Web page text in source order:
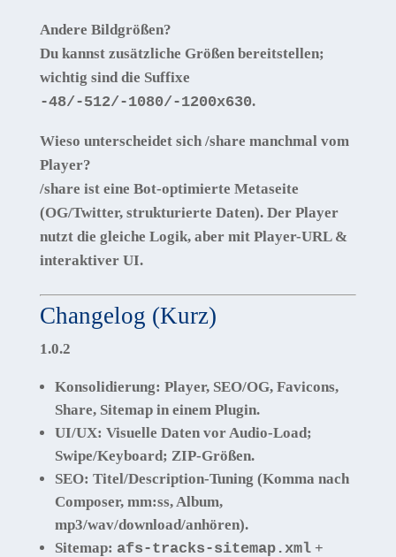
Andere Bildgrößen?
Du kannst zusätzliche Größen bereitstellen;
wichtig sind die Suffixe
-48/-512/-1080/-1200x630.
Wieso unterscheidet sich /share manchmal vom
Player?
/share ist eine Bot-optimierte Metaseite
(OG/Twitter, strukturierte Daten). Der Player
nutzt die gleiche Logik, aber mit Player-URL &
interaktiver UI.
Changelog (Kurz)
1.0.2
Konsolidierung: Player, SEO/OG, Favicons,
Share, Sitemap in einem Plugin.
UI/UX: Visuelle Daten vorAudio-Load;
Swipe/Keyboard; ZIP-Größen.
SEO: Titel/Description-Tuning (Komma nach
Composer, mm:ss, Album,
mp3/wav/download/anhören).
Sitemap: afs-tracks-sitemap.xml+